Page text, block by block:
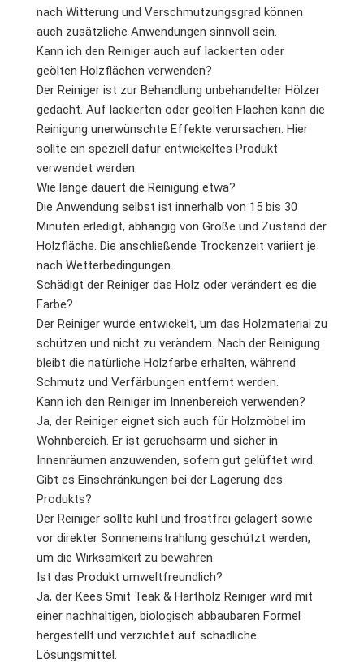
nach Witterung und Verschmutzungsgrad können
auch zusätzliche Anwendungen sinnvoll sein.
Kann ich den Reiniger auch auf lackierten oder
geölten Holzflächen verwenden?
Der Reiniger ist zur Behandlung unbehandelter Hölzer
gedacht. Auf lackierten oder geölten Flächen kann die
Reinigung unerwünschte Effekte verursachen. Hier
sollte ein speziell dafür entwickeltes Produkt
verwendet werden.
Wie lange dauert die Reinigung etwa?
Die Anwendung selbst ist innerhalb von 15 bis 30
Minuten erledigt, abhängig von Größe und Zustand der
Holzfläche. Die anschließende Trockenzeit variiert je
nach Wetterbedingungen.
Schädigt der Reiniger das Holz oder verändert es die
Farbe?
Der Reiniger wurde entwickelt, um das Holzmaterial zu
schützen und nicht zu verändern. Nach der Reinigung
bleibt die natürliche Holzfarbe erhalten, während
Schmutz und Verfärbungen entfernt werden.
Kann ich den Reiniger im Innenbereich verwenden?
Ja, der Reiniger eignet sich auch für Holzmöbel im
Wohnbereich. Er ist geruchsarm und sicher in
Innenräumen anzuwenden, sofern gut gelüftet wird.
Gibt es Einschränkungen bei der Lagerung des
Produkts?
Der Reiniger sollte kühl und frostfrei gelagert sowie
vor direkter Sonneneinstrahlung geschützt werden,
um die Wirksamkeit zu bewahren.
Ist das Produkt umweltfreundlich?
Ja, der Kees Smit Teak & Hartholz Reiniger wird mit
einer nachhaltigen, biologisch abbaubaren Formel
hergestellt und verzichtet auf schädliche
Lösungsmittel.